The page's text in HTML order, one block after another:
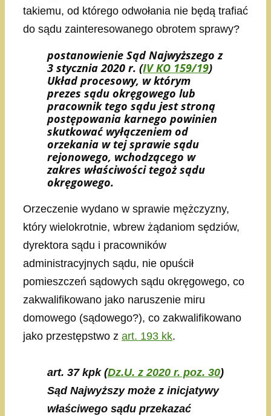
takiemu, od którego odwołania nie będą trafiać
do sądu zainteresowanego obrotem sprawy?
postanowienie Sąd Najwyższego z
3 stycznia 2020 r. (IV KO 159/19)
Układ procesowy, w którym
prezes sądu okręgowego lub
pracownik tego sądu jest stroną
postępowania karnego powinien
skutkować wyłączeniem od
orzekania w tej sprawie sądu
rejonowego, wchodzącego w
zakres właściwości tegoż sądu
okręgowego.
Orzeczenie wydano w sprawie mężczyzny,
który wielokrotnie, wbrew żądaniom sędziów,
dyrektora sądu i pracowników
administracyjnych sądu, nie opuścił
pomieszczeń sądowych sądu okręgowego, co
zakwalifikowano jako naruszenie miru
domowego (sądowego?), co zakwalifikowano
jako przestępstwo z art. 193 kk.
art. 37 kpk (Dz.U. z 2020 r. poz. 30)
Sąd Najwyższy może z inicjatywy
właściwego sądu przekazać